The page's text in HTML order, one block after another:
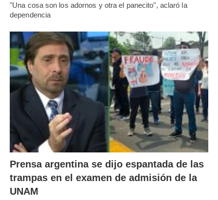
"Una cosa son los adornos y otra el panecito", aclaró la
dependencia
Prensa argentina se dijo espantada de las
trampas en el examen de admisión de la
UNAM